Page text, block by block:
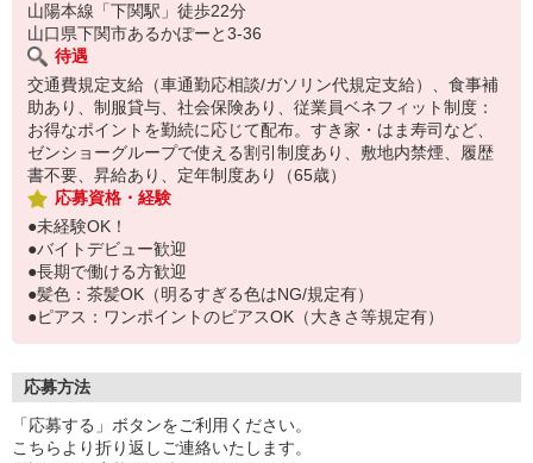
山陽本線「下関駅」徒歩22分
山口県下関市あるかぽーと3-36
待遇
交通費規定支給（車通勤応相談/ガソリン代規定支給）、食事補
助あり、制服貸与、社会保険あり、従業員ベネフィット制度：
お得なポイントを勤続に応じて配布。すき家・はま寿司など、
ゼンショーグループで使える割引制度あり、敷地内禁煙、履歴
書不要、昇給あり、定年制度あり（65歳）
応募資格・経験
●未経験OK！
●バイトデビュー歓迎
●長期で働ける方歓迎
●髪色：茶髪OK（明るすぎる色はNG/規定有）
●ピアス：ワンポイントのピアスOK（大きさ等規定有）
応募方法
「応募する」ボタンをご利用ください。
こちらより折り返しご連絡いたします。